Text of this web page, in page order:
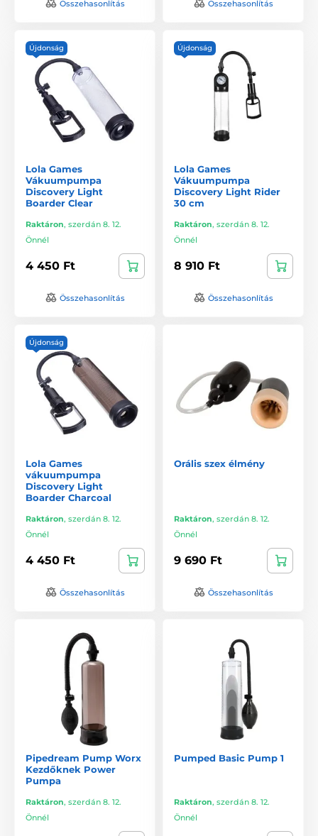
Összehasonlítás Összehasonlítás
Újdonság
Lola Games
Vákuumpumpa
Discovery Light
Boarder Clear
Raktáron, szerdán 8. 12.
Önnél
4 450 Ft
Összehasonlítás
Újdonság
Lola Games
Vákuumpumpa
Discovery Light Rider
30 cm
Raktáron, szerdán 8. 12.
Önnél
8 910 Ft
Összehasonlítás
Újdonság
Lola Games
vákuumpumpa
Discovery Light
Boarder Charcoal
Raktáron, szerdán 8. 12.
Önnél
4 450 Ft
Összehasonlítás
Orális szex élmény
Raktáron, szerdán 8. 12.
Önnél
9 690 Ft
Összehasonlítás
Pipedream Pump Worx
Kezdőknek Power
Pumpa
Raktáron, szerdán 8. 12.
Önnél
Pumped Basic Pump 1
Raktáron, szerdán 8. 12.
Önnél